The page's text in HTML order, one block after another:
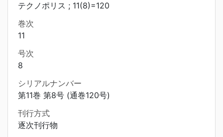
テクノポリス ; 11(8)=120
巻次
11
号次
8
シリアルナンバー
第11巻 第8号 (通巻120号)
刊行方式
逐次刊行物